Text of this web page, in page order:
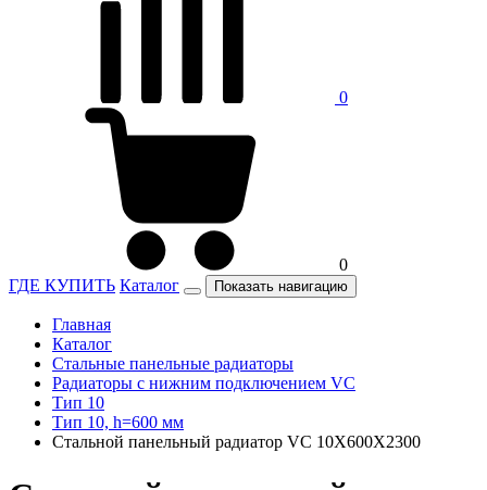
0
0
ГДЕ КУПИТЬ Каталог Показать навигацию
Главная
Каталог
Стальные панельные радиаторы
Радиаторы c нижним подключением VC
Тип 10
Тип 10, h=600 мм
Стальной панельный радиатор VC 10Х600Х2300